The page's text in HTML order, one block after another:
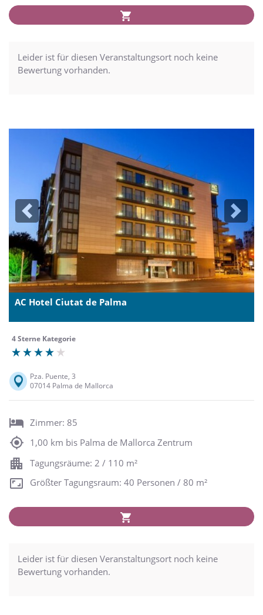
Leider ist für diesen Veranstaltungsort noch keine
Bewertung vorhanden.
Previous Next
AC Hotel Ciutat de Palma
4 Sterne Kategorie
Pza. Puente, 3
07014 Palma de Mallorca
Zimmer: 85
1,00 km bis Palma de Mallorca Zentrum
Tagungsräume: 2 / 110 m²
Größter Tagungsraum: 40 Personen / 80 m²
Leider ist für diesen Veranstaltungsort noch keine
Bewertung vorhanden.